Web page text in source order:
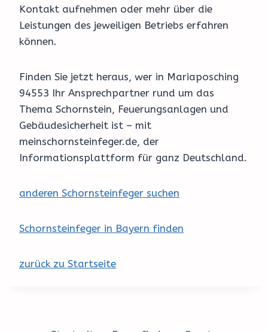
Kontakt aufnehmen oder mehr über die
Leistungen des jeweiligen Betriebs erfahren
können.
Finden Sie jetzt heraus, wer in Mariaposching
94553 Ihr Ansprechpartner rund um das
Thema Schornstein, Feuerungsanlagen und
Gebäudesicherheit ist – mit
meinschornsteinfeger.de, der
Informationsplattform für ganz Deutschland.
anderen Schornsteinfeger suchen
Schornsteinfeger in Bayern finden
zurück zu Startseite